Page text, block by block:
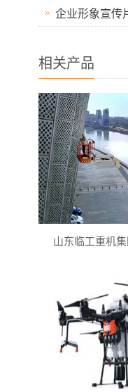
企业形象宣传
相关产品
山东临工重机